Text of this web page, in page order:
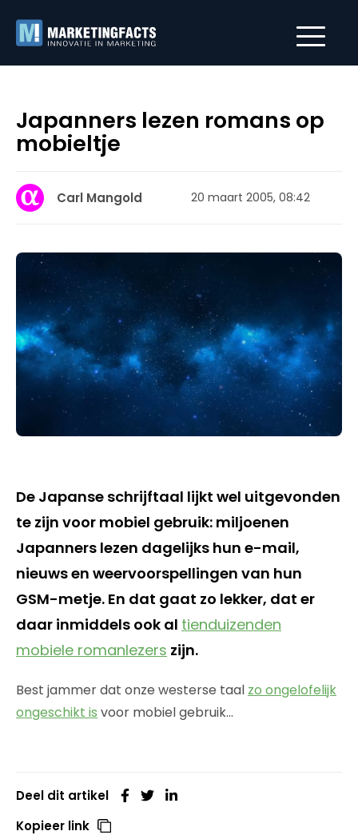
Japanners lezen romans op
mobieltje
Carl Mangold 20 maart 2005, 08:42
De Japanse schrijftaal lijkt wel uitgevonden
te zijn voor mobiel gebruik: miljoenen
Japanners lezen dagelijks hun e-mail,
nieuws en weervoorspellingen van hun
GSM-metje. En dat gaat zo lekker, dat er
daar inmiddels ook al tienduizenden
mobiele romanlezers zijn.
Best jammer dat onze westerse taal zo ongelofelijk
ongeschikt is voor mobiel gebruik…
Deel dit artikel
Kopieer link